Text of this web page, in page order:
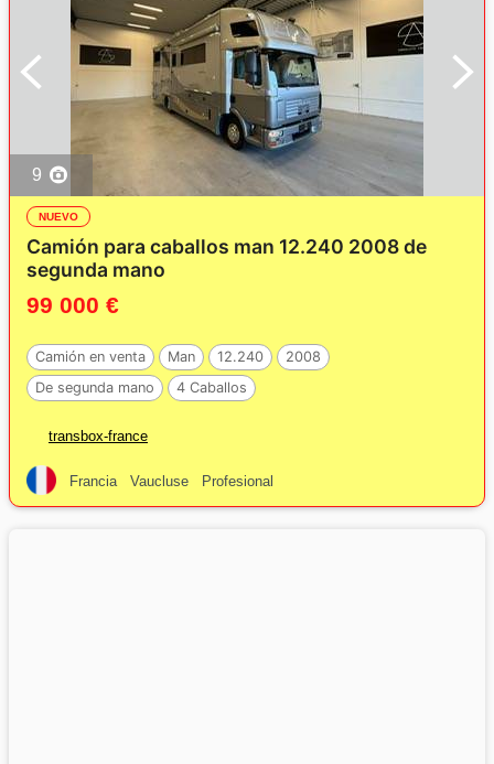
9
NUEVO
Camión para caballos man 12.240 2008 de
segunda mano
99 000 €
Camión en venta Man 12.240
2008
De segunda mano
4 Caballos
transbox-france
Francia Vaucluse Profesional